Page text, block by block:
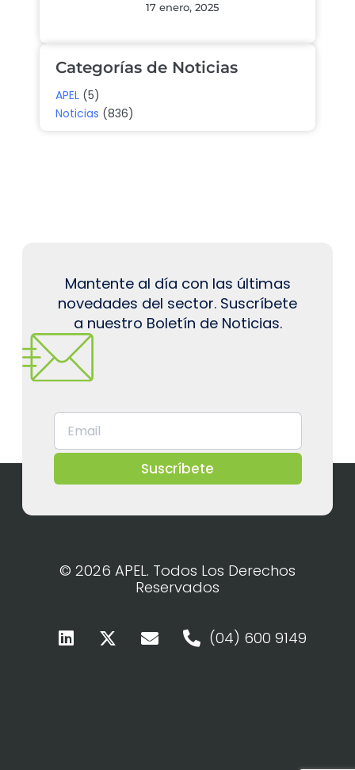
17 enero, 2025
Categorías de Noticias
APEL (5)
Noticias (836)
Mantente al día con las últimas
novedades del sector. Suscríbete
a nuestro Boletín de Noticias.
Suscríbete
© 2026 APEL. Todos Los Derechos
Reservados
(04) 600 9149